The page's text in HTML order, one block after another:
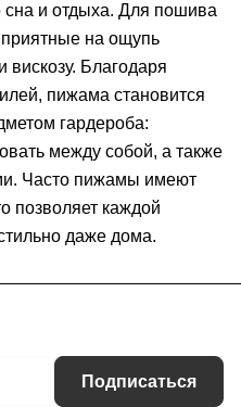
сна и отдыха. Для пошива
на ощупь
вискозу. Благодаря
пижама становится
гардероба:
между собой, а также
Часто пижамы имеют
позволяет каждой
даже дома.
Подписаться